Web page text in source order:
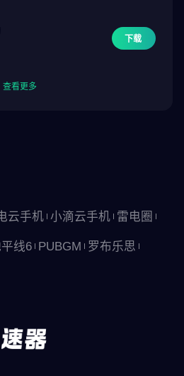
下载
查看更多
云手机 小滴云手机 雷电圈
线6 PUBGM 罗布乐思